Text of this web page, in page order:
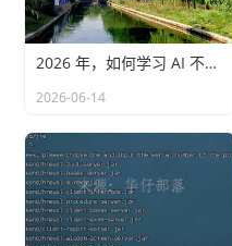
2026 年，如何学习 AI 不落后
2026-06-14